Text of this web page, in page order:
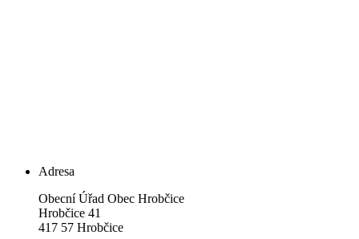
Adresa
Obecní Úřad Obec Hrobčice
Hrobčice 41
417 57 Hrobčice